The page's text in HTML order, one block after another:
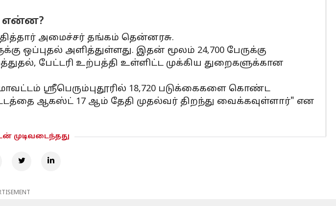
என்ன?
அமைச்சர் தங்கம் தென்னரசு.
ஒப்புதல் அளித்துள்ளது. இதன் மூலம் 24,700 பேருக்கு
பேட்டரி உற்பத்தி உள்ளிட்ட முக்கிய துறைகளுக்கான
ஸ்ரீபெரும்புதூரில் 18,720 படுக்கைகளை கொண்ட
ஆகஸ்ட் 17 ஆம் தேதி முதல்வர் திறந்து வைக்கவுள்ளார்" என
முடிவடைந்தது